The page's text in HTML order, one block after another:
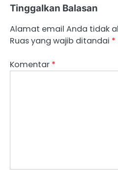
Tinggalkan Balasan
Alamat email Anda tidak
Ruas yang wajib ditandai *
Komentar *